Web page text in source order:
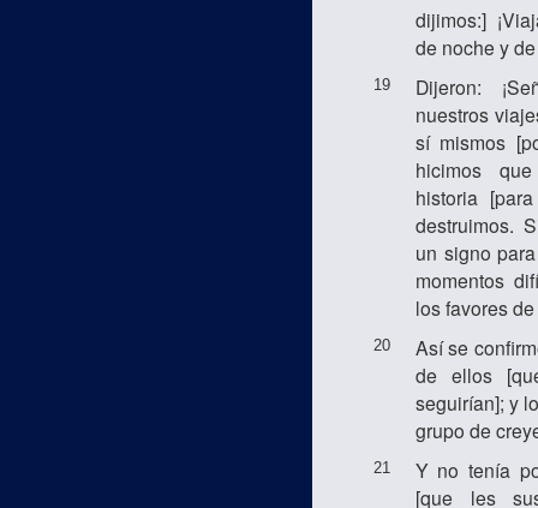
dijimos:]
de noche y
19
Dijeron:
nuestros
sí mismos
hicimos
historia
destruimos.
un signo
momentos
los favores
20
Así se
de ellos
seguirían]; y
grupo de
21
Y no tenía
[que les